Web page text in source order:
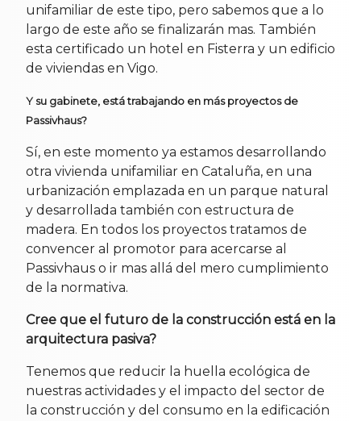
unifamiliar de este tipo, pero sabemos que a lo
largo de este año se finalizarán mas. También
esta certificado un hotel en Fisterra y un edificio
de viviendas en Vigo.
Y su gabinete, está trabajando en más proyectos de
Passivhaus?
Sí, en este momento ya estamos desarrollando
otra vivienda unifamiliar en Cataluña, en una
urbanización emplazada en un parque natural
y desarrollada también con estructura de
madera. En todos los proyectos tratamos de
convencer al promotor para acercarse al
Passivhaus o ir mas allá del mero cumplimiento
de la normativa.
Cree que el futuro de la construcción está en la
arquitectura pasiva?
Tenemos que reducir la huella ecológica de
nuestras actividades y el impacto del sector de
la construcción y del consumo en la edificación